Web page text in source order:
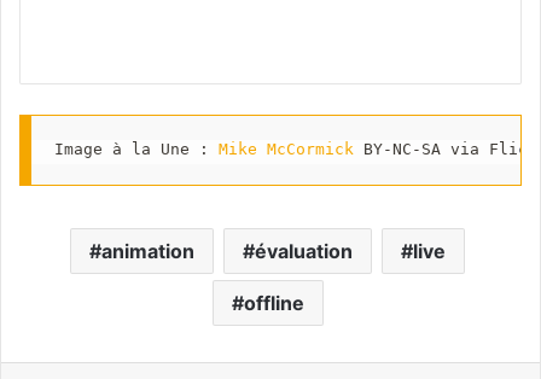
Image à la Une : Mike McCormick BY-NC-SA via
animation évaluation live
offline